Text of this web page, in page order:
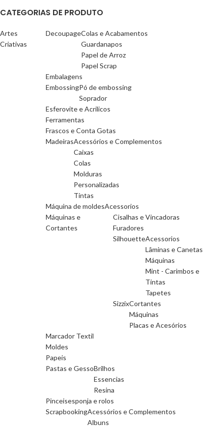
CATEGORIAS DE PRODUTO
Artes
Criativas
DecoupageColas e Acabamentos
Guardanapos
Papel de Arroz
Papel Scrap
Embalagens
EmbossingPó de embossing
Soprador
Esferovite e Acrilicos
Ferramentas
Frascos e Conta Gotas
MadeirasAcessórios e Complementos
Caixas
Colas
Molduras
Personalizadas
Tintas
Máquina de moldesAcessorios
Máquinas e
Cortantes
Cisalhas e Vincadoras
Furadores
SilhouetteAcessorios
Lâminas e Canetas
Máquinas
Mint - Carimbos e
Tintas
Tapetes
SizzixCortantes
Máquinas
Placas e Acesórios
Marcador Textil
Moldes
Papeis
Pastas e GessoBrilhos
Essencias
Resina
Pinceisesponja e rolos
ScrapbookingAcessórios e Complementos
Albuns